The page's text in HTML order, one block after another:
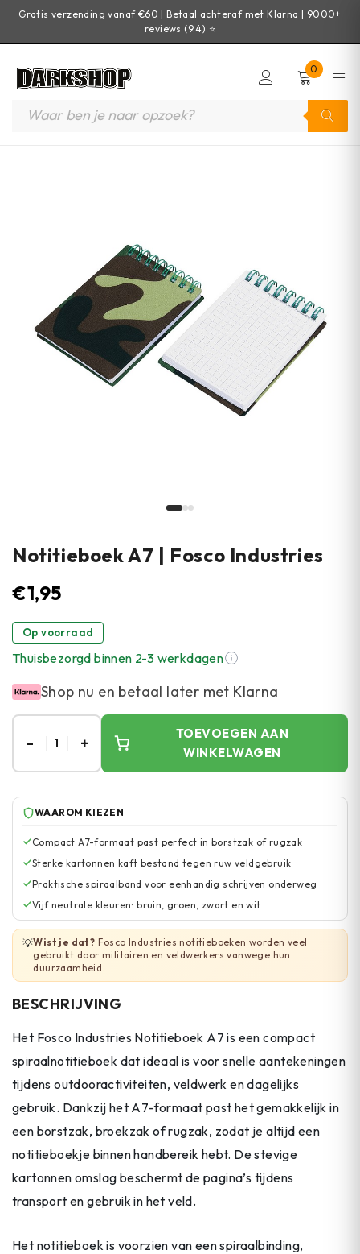
Gratis verzending vanaf €60 | Betaal achteraf met Klarna | 9000+
reviews (9.4) ⭐
0
Notitieboek A7 | Fosco Industries
€1,95
Op voorraad
Thuisbezorgd binnen 2-3 werkdagen
Shop nu en betaal later met Klarna
– 1 +
TOEVOEGEN AAN
WINKELWAGEN
WAAROM KIEZEN
Compact A7-formaat past perfect in borstzak of rugzak
Sterke kartonnen kaft bestand tegen ruw veldgebruik
Praktische spiraalband voor eenhandig schrijven onderweg
Vijf neutrale kleuren: bruin, groen, zwart en wit
💡Wist je dat? Fosco Industries notitieboeken worden veel
gebruikt door militairen en veldwerkers vanwege hun
duurzaamheid.
BESCHRIJVING
Het Fosco Industries Notitieboek A7 is een compact
spiraalnotitieboek dat ideaal is voor snelle aantekeningen
tijdens outdooractiviteiten, veldwerk en dagelijks
gebruik. Dankzij het A7-formaat past het gemakkelijk in
een borstzak, broekzak of rugzak, zodat je altijd een
notitieboekje binnen handbereik hebt. De stevige
kartonnen omslag beschermt de pagina’s tijdens
transport en gebruik in het veld.
Het notitieboek is voorzien van een spiraalbinding,